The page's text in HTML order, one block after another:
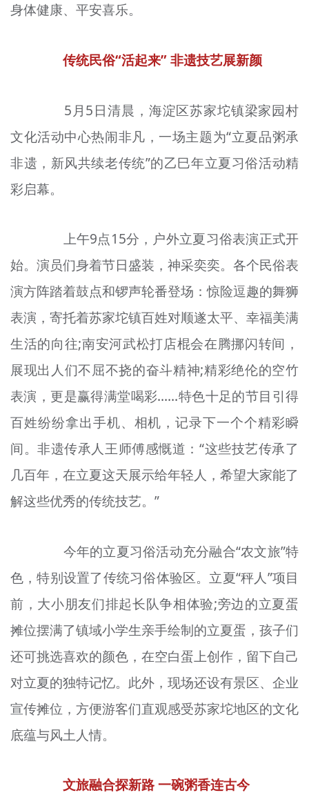
北京宣传文化引导基金
宣传思想文化人才
+
身体健康、平安喜乐。
传统民俗“活起来” 非遗技艺展新颜
5月5日清晨，海淀区苏家坨镇梁家园村
文化活动中心热闹非凡，一场主题为“立夏品粥承
非遗，新风共续老传统”的乙巳年立夏习俗活动精
彩启幕。
上午9点15分，户外立夏习俗表演正式开
始。演员们身着节日盛装，神采奕奕。各个民俗表
演方阵踏着鼓点和锣声轮番登场：惊险逗趣的舞狮
表演，寄托着苏家坨镇百姓对顺遂太平、幸福美满
生活的向往;南安河武松打店棍会在腾挪闪转间，
展现出人们不屈不挠的奋斗精神;精彩绝伦的空竹
表演，更是赢得满堂喝彩……特色十足的节目引得
百姓纷纷拿出手机、相机，记录下一个个精彩瞬
间。非遗传承人王师傅感慨道：“这些技艺传承了
几百年，在立夏这天展示给年轻人，希望大家能了
解这些优秀的传统技艺。”
今年的立夏习俗活动充分融合“农文旅”特
色，特别设置了传统习俗体验区。立夏“秤人”项目
前，大小朋友们排起长队争相体验;旁边的立夏蛋
摊位摆满了镇域小学生亲手绘制的立夏蛋，孩子们
还可挑选喜欢的颜色，在空白蛋上创作，留下自己
对立夏的独特记忆。此外，现场还设有景区、企业
宣传摊位，方便游客们直观感受苏家坨地区的文化
底蕴与风土人情。
文旅融合探新路 一碗粥香连古今